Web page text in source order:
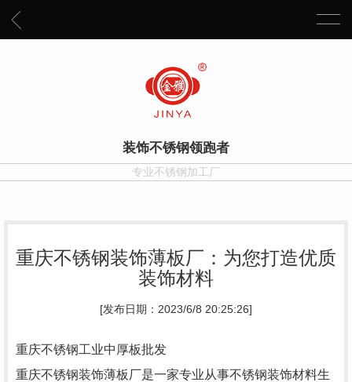
装饰不锈钢领跑者
专业不锈钢加工厂
重庆不锈钢装饰薄板厂：为您打造优质
装饰材料
[发布日期：2023/6/8 20:25:26]
重庆不锈钢工业中厚板批发
重庆不锈钢装饰薄板厂是一家专业从事不锈钢装饰材料生